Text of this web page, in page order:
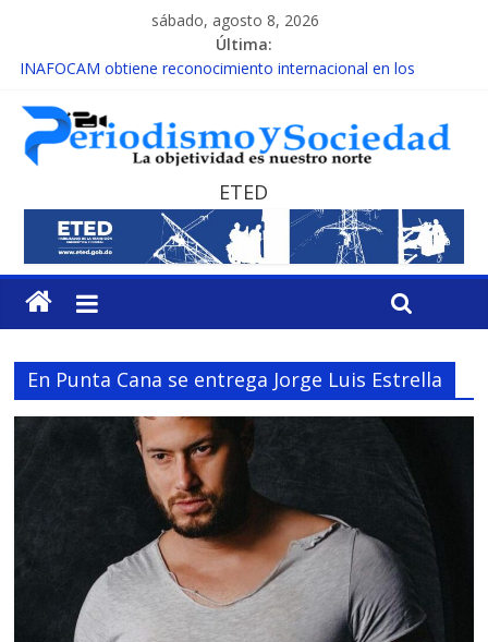
sábado, agosto 8, 2026
Última:
INAFOCAM obtiene reconocimiento internacional en los
15 de febrero de cada año es Día Nacional de la lucha contra el
cáncer infantil
EL ENFOQUE UNILATERAL DE LA COALICIÓN
MESCyT y Universidad Albizu apoyarán rehabilitación de
reclusos
MESCyT presenta calendario de Consulta Nacional por la
Educación
ETED
En Punta Cana se entrega Jorge Luis Estrella